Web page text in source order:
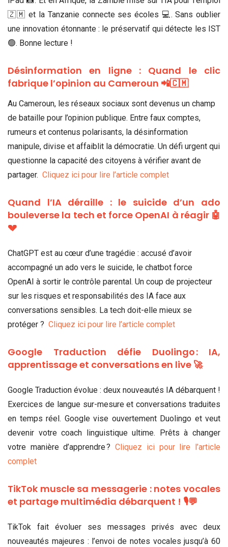
🇿🇲 et la Tanzanie connecte ses écoles 💻. Sans oublier
une innovation étonnante : le préservatif qui détecte les IST
🟢. Bonne lecture !
Désinformation en ligne : Quand le clic
fabrique l’opinion au Cameroun 📲🇨🇲
Au Cameroun, les réseaux sociaux sont devenus un champ
de bataille pour l’opinion publique. Entre faux comptes,
rumeurs et contenus polarisants, la désinformation
manipule, divise et affaiblit la démocratie. Un défi urgent qui
questionne la capacité des citoyens à vérifier avant de
partager. Cliquez ici pour lire l’article complet
Quand l’IA déraille : le suicide d’un ado
bouleverse la tech et force OpenAI à réagir 🤖
💔
ChatGPT est au cœur d’une tragédie : accusé d’avoir
accompagné un ado vers le suicide, le chatbot force
OpenAI à sortir le contrôle parental. Un coup de projecteur
sur les risques et responsabilités des IA face aux
conversations sensibles. La tech doit-elle mieux se
protéger ? Cliquez ici pour lire l’article complet
Google Traduction défie Duolingo : IA,
apprentissage et conversations en live 🚀
Google Traduction évolue : deux nouveautés IA débarquent !
Exercices de langue sur-mesure et conversations traduites
en temps réel. Google vise ouvertement Duolingo et veut
devenir votre coach linguistique ultime. Prêts à changer
votre manière d’apprendre ?Cliquez ici pour lire l’article
complet
TikTok muscle sa messagerie : notes vocales
et partage multimédia débarquent ! 🎙️💬
TikTok fait évoluer ses messages privés avec deux
nouveautés majeures : l’envoi de notes vocales jusqu’à 60